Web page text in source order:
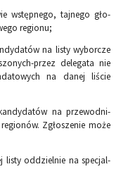
wstępnego, tajnego gło­
regionu;
na listy wyborcze
przez delegata nie
na danej liście
na przewodni­
Zgłoszenie może
listy oddzielnie na specjal­